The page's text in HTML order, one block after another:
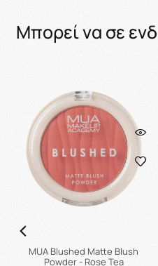
Μπορεί να σε
MUA Blushed Matte Blush
Powder - Rose Tea